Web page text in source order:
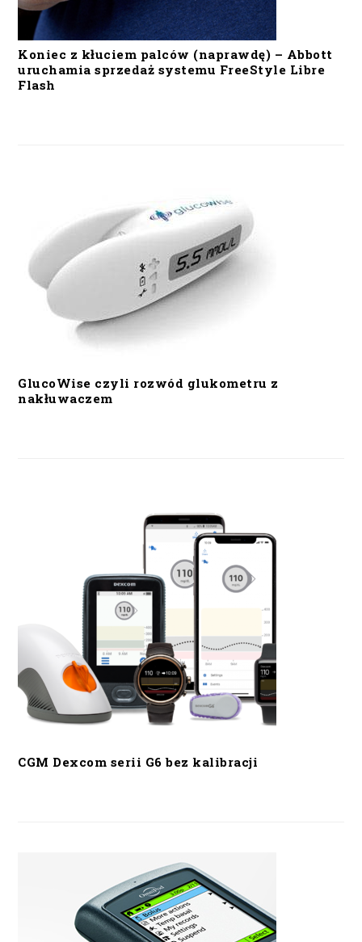
Koniec z kłuciem palców (naprawdę) – Abbott
uruchamia sprzedaż systemu FreeStyle Libre
Flash
GlucoWise czyli rozwód glukometru z
nakłuwaczem
CGM Dexcom serii G6 bez kalibracji